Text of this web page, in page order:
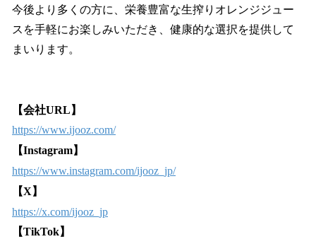
今後より多くの方に、栄養豊富な生搾りオレンジジュー
スを手軽にお楽しみいただき、健康的な選択を提供して
まいります。
【会社URL】
https://www.ijooz.com/
【Instagram】
https://www.instagram.com/ijooz_jp/
【X】
https://x.com/ijooz_jp
【TikTok】